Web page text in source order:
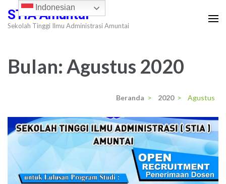
Lompat
ke
Enter)
STIA Amuntai
Sekolah Tinggi Ilmu Administrasi Amuntai
Bulan: Agustus 2020
Beranda > 2020 > Agustus
Indonesian